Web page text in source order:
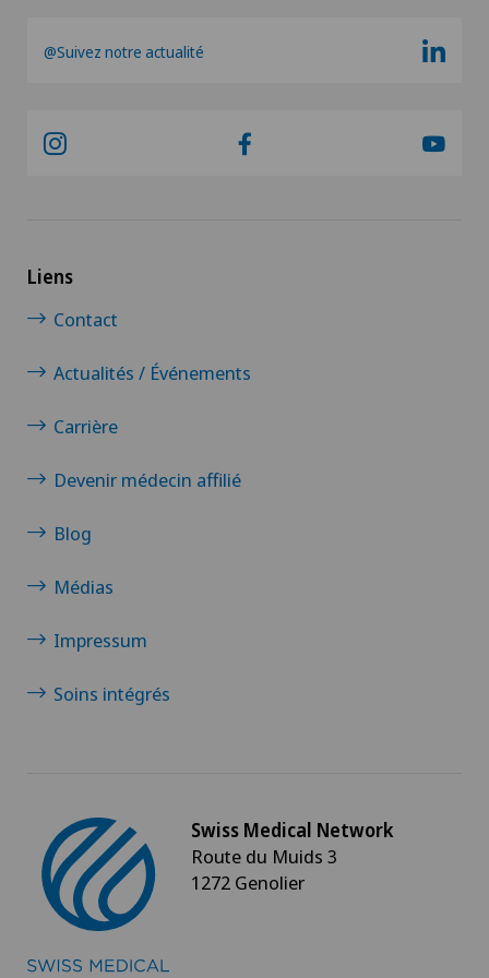
Echographie
Entraînement thérapeutique médical (MTT)
Épaule gelée
Ergothérapie
Examen du médecin généraliste
Glaucome
Gonarthrose de la réserve-Valgus
Greffe de cornée
@Suivez notre actualité
Liens
Contact
Actualités / Événements
Carrière
Devenir médecin affilié
Blog
Médias
Impressum
Soins intégrés
Swiss Medical Network
Route du Muids 3
1272 Genolier